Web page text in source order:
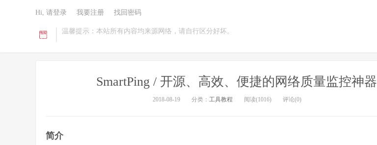
温馨提示：本站所有内容均来源网络，请自行区分好坏。
Hi, 请登录 我要注册 找回密码
SmartPing / 开源、高效、便捷的网络质量监控神器
2018-08-19 分类： 工具教程 阅读(1016) 评论(0)
简介